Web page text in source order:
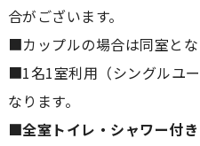
合がございます。
■カップルの場合は同室とな
■1名1室利用（シングルユ
なります。
■全室トイレ・シャワー付き